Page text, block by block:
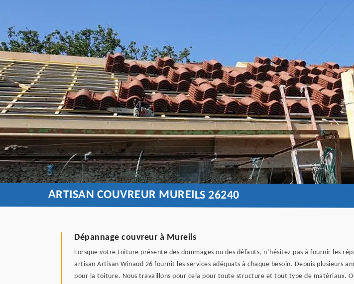
ARTISAN COUVREUR MUREILS 26240
Dépannage couvreur à Mureils
Lorsque votre toiture présente des dommages ou des défauts, n’hésitez pas à fournir les
artisan Artisan Winaud 26 fournit les services adéquats à chaque besoin. Depuis plusieurs
pour la toiture. Nous travaillons pour cela pour toute structure et tout type de matériaux.